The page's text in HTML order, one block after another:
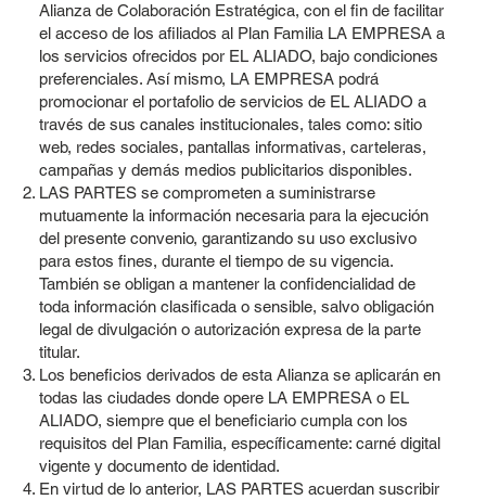
Alianza de Colaboración Estratégica, con el fin de facilitar
el acceso de los afiliados al Plan Familia LA EMPRESA a
los servicios ofrecidos por EL ALIADO, bajo condiciones
preferenciales. Así mismo, LA EMPRESA podrá
promocionar el portafolio de servicios de EL ALIADO a
través de sus canales institucionales, tales como: sitio
web, redes sociales, pantallas informativas, carteleras,
campañas y demás medios publicitarios disponibles.
LAS PARTES se comprometen a suministrarse
mutuamente la información necesaria para la ejecución
del presente convenio, garantizando su uso exclusivo
para estos fines, durante el tiempo de su vigencia.
También se obligan a mantener la confidencialidad de
toda información clasificada o sensible, salvo obligación
legal de divulgación o autorización expresa de la parte
titular.
Los beneficios derivados de esta Alianza se aplicarán en
todas las ciudades donde opere LA EMPRESA o EL
ALIADO, siempre que el beneficiario cumpla con los
requisitos del Plan Familia, específicamente: carné digital
vigente y documento de identidad.
En virtud de lo anterior, LAS PARTES acuerdan suscribir